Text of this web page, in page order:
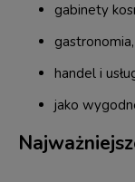
gabinety
gastronomia,
handel i
jako